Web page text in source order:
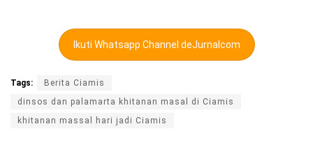
Ikuti Whatsapp Channel deJurnalcom
Tags:
Berita Ciamis
dinsos dan palamarta khitanan masal di Ciamis
khitanan massal hari jadi Ciamis